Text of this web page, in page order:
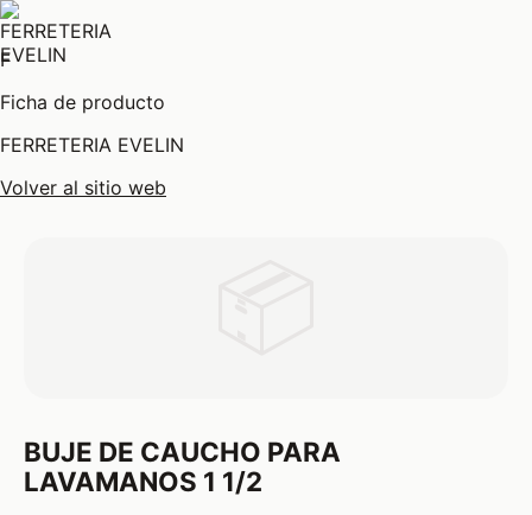
F
Ficha de producto
FERRETERIA EVELIN
Volver al sitio web
BUJE DE CAUCHO PARA
LAVAMANOS 1 1/2